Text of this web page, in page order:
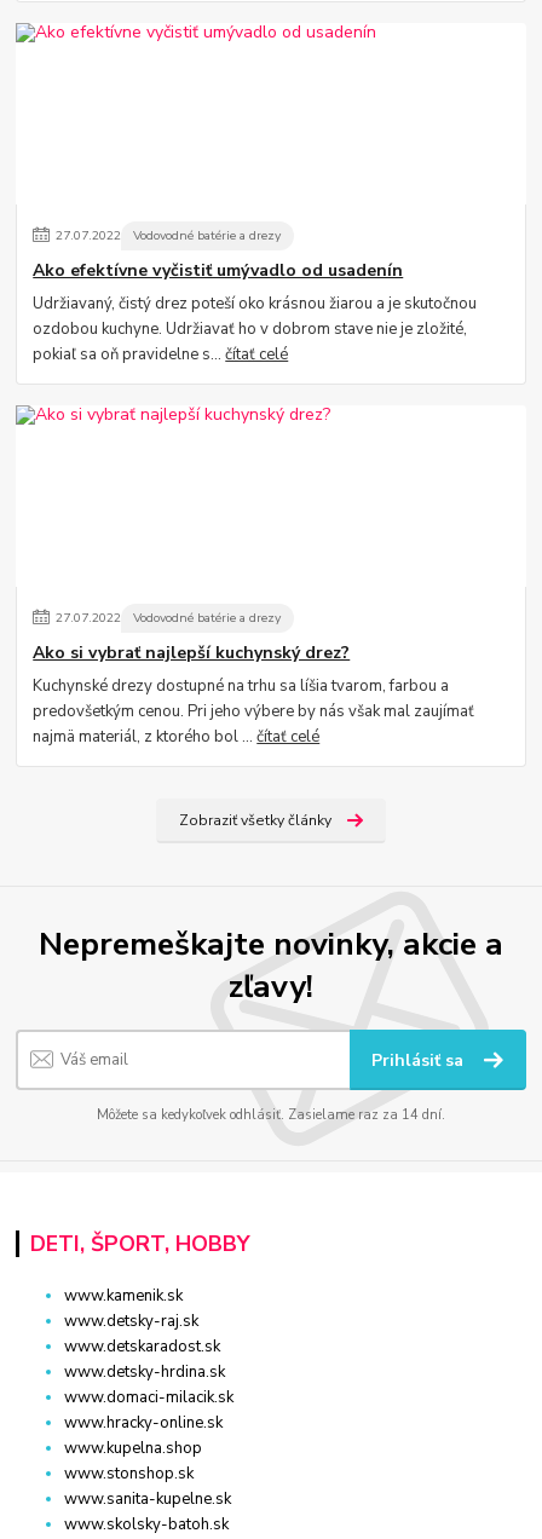
27.07.2022 Vodovodné batérie a drezy
Ako efektívne vyčistiť umývadlo od usadenín
Udržiavaný, čistý drez poteší oko krásnou žiarou a je skutočnou
ozdobou kuchyne. Udržiavať ho v dobrom stave nie je zložité,
pokiaľ sa oň pravidelne s...čítať celé
27.07.2022 Vodovodné batérie a drezy
Ako si vybrať najlepší kuchynský drez?
Kuchynské drezy dostupné na trhu sa líšia tvarom, farbou a
predovšetkým cenou. Pri jeho výbere by nás však mal zaujímať
najmä materiál, z ktorého bol ...čítať celé
Zobraziť všetky články
Nepremeškajte novinky, akcie a
zľavy!
Prihlásiť sa
Môžete sa kedykoľvek odhlásiť. Zasielame raz za 14 dní.
DETI, ŠPORT, HOBBY
www.kamenik.sk
www.detsky-raj.sk
www.detskaradost.sk
www.detsky-hrdina.sk
www.domaci-milacik.sk
www.hracky-online.sk
www.kupelna.shop
www.stonshop.sk
www.sanita-kupelne.sk
www.skolsky-batoh.sk